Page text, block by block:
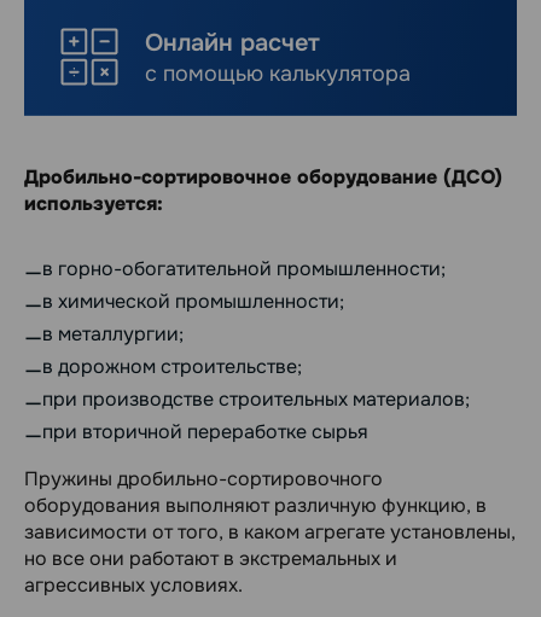
Онлайн расчет
с помощью калькулятора
Дробильно-сортировочное оборудование (ДСО)
используется:
в горно-обогатительной промышленности;
в химической промышленности;
в металлургии;
в дорожном строительстве;
при производстве строительных материалов;
при вторичной переработке сырья
Пружины дробильно-сортировочного
оборудования выполняют различную функцию, в
зависимости от того, в каком агрегате установлены,
но все они работают в экстремальных и
агрессивных условиях.